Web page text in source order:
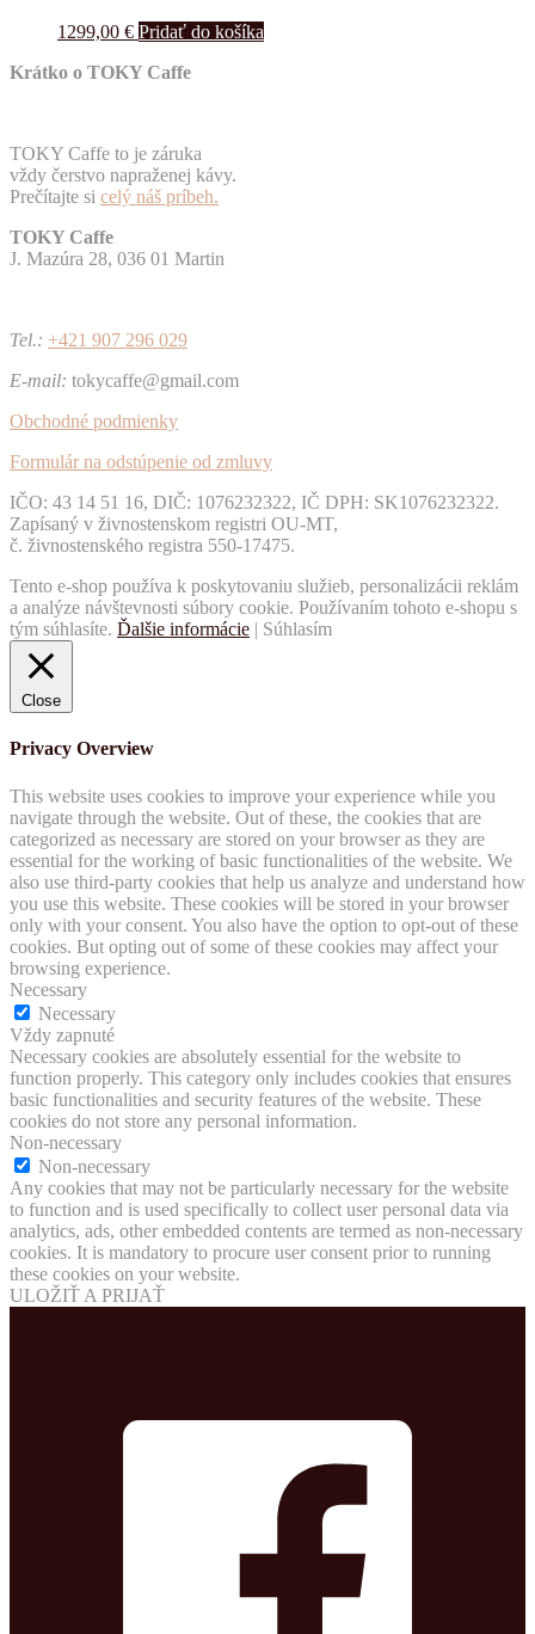
1299,00 € Pridať do košíka
Krátko o TOKY Caffe
TOKY Caffe to je záruka
vždy čerstvo napraženej kávy.
Prečítajte si celý náš príbeh.
TOKY Caffe
J. Mazúra 28, 036 01 Martin
Tel.: +421 907 296 029
E-mail: tokycaffe@gmail.com
Obchodné podmienky
Formulár na odstúpenie od zmluvy
IČO: 43 14 51 16, DIČ: 1076232322, IČ DPH: SK1076232322.
Zapísaný v živnostenskom registri OU-MT,
č. živnostenského registra 550-17475.
Tento e-shop používa k poskytovaniu služieb, personalizácii reklám
a analýze návštevnosti súbory cookie. Používaním tohoto e-shopu s
tým súhlasíte. Ďalšie informácie | Súhlasím
Close
Privacy Overview
This website uses cookies to improve your experience while you
navigate through the website. Out of these, the cookies that are
categorized as necessary are stored on your browser as they are
essential for the working of basic functionalities of the website. We
also use third-party cookies that help us analyze and understand how
you use this website. These cookies will be stored in your browser
only with your consent. You also have the option to opt-out of these
cookies. But opting out of some of these cookies may affect your
browsing experience.
Necessary
Necessary
Vždy zapnuté
Necessary cookies are absolutely essential for the website to
function properly. This category only includes cookies that ensures
basic functionalities and security features of the website. These
cookies do not store any personal information.
Non-necessary
Non-necessary
Any cookies that may not be particularly necessary for the website
to function and is used specifically to collect user personal data via
analytics, ads, other embedded contents are termed as non-necessary
cookies. It is mandatory to procure user consent prior to running
these cookies on your website.
ULOŽIŤ A PRIJAŤ